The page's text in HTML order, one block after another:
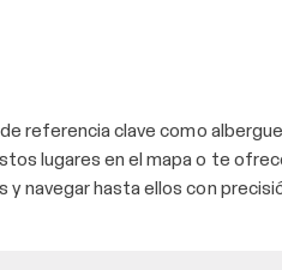
referencia clave como
lugares en el mapa o te
navegar hasta ellos con